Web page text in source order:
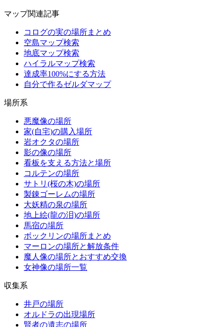
マップ関連記事
コログの実の場所まとめ
空島マップ検索
地底マップ検索
ハイラルマップ検索
達成率100%にする方法
自分で作るゼルダマップ
場所系
悪魔像の場所
家(自宅)の購入場所
岩オクタの場所
影の像の場所
看板を支える方法と場所
コルテンの場所
サトリ(桜の木)の場所
製錬ゴーレムの場所
大妖精の泉の場所
地上絵(龍の泪)の場所
馬宿の場所
ボックリンの場所まとめ
マーロンの場所と解放条件
魔人像の場所とおすすめ交換
女神像の場所一覧
収集系
井戸の場所
オルドラの出現場所
賢者の遺志の場所